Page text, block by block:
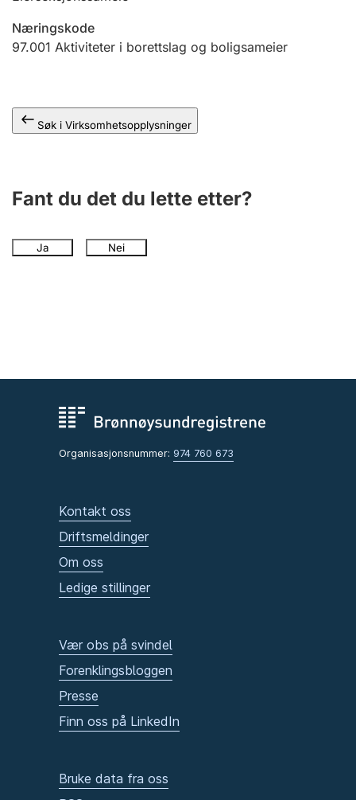
Offentlig sektor
Næringskode
97.001 Aktiviteter i borettslag og boligsameier
Søk i Virksomhetsopplysninger
Fant du det du lette etter?
Ja Nei
Organisasjonsnummer: 974 760 673
Kontakt oss
Driftsmeldinger
Om oss
Ledige stillinger
Vær obs på svindel
Forenklingsbloggen
Presse
Finn oss på LinkedIn
Bruke data fra oss